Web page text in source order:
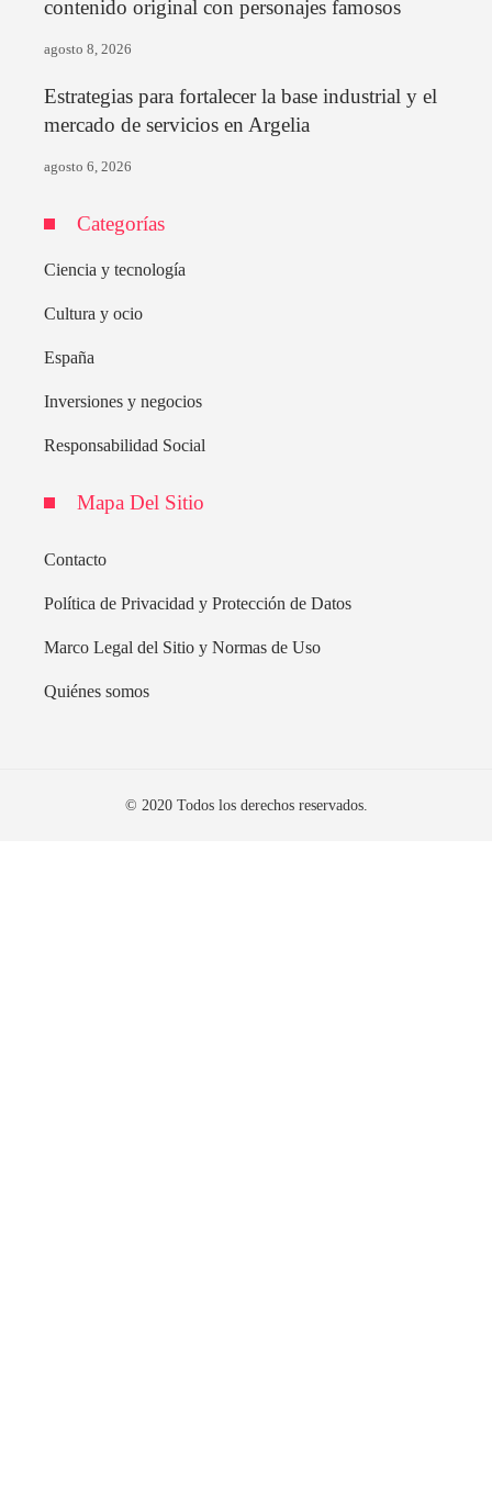
contenido original con personajes famosos
agosto 8, 2026
Estrategias para fortalecer la base industrial y el
mercado de servicios en Argelia
agosto 6, 2026
Categorías
Ciencia y tecnología
Cultura y ocio
España
Inversiones y negocios
Responsabilidad Social
Mapa Del Sitio
Contacto
Política de Privacidad y Protección de Datos
Marco Legal del Sitio y Normas de Uso
Quiénes somos
© 2020 Todos los derechos reservados.